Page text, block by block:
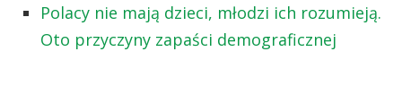
Polacy nie mają dzieci, młodzi ich rozumieją.
Oto przyczyny zapaści demograficznej